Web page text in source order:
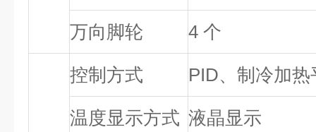
万向脚轮 4 个
控制方式 PID、制冷加热
温度显示方式 液晶显示